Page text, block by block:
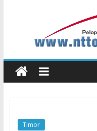
Astra Honda Siap
Pengadaan Kapal PPA
TNI AL Hadapi Ancaman
Edukasi Keselamatan
Timor